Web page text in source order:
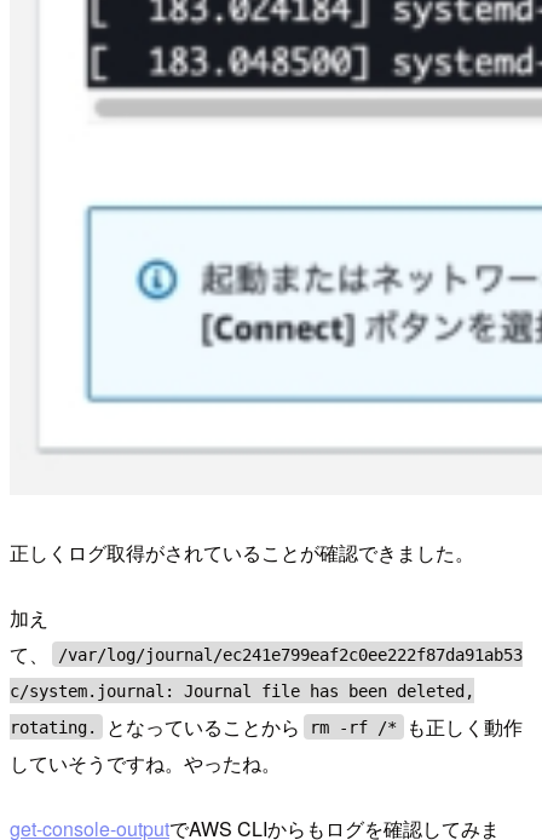
正しくログ取得がされていることが確認できました。
加え
て、
/var/log/journal/ec241e799eaf2c0ee222f87da91ab53
c/system.journal: Journal file has been deleted,
rotating.
となっていることから rm -rf /*
も正しく動作
していそうですね。やったね。
get-console-outputでAWS CLIからもログを確認してみま